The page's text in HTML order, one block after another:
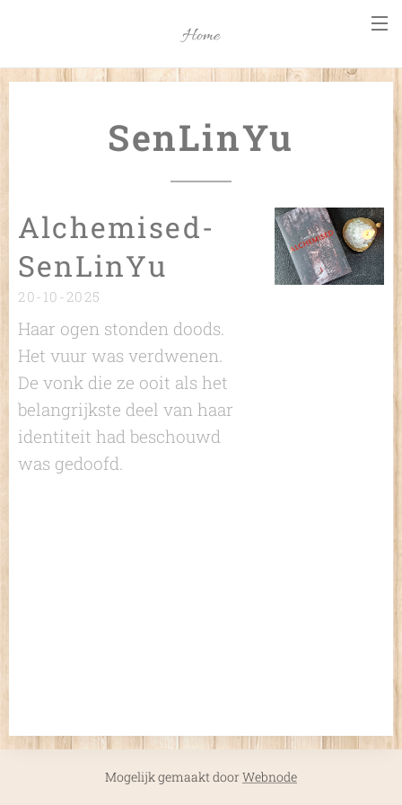
Home
SenLinYu
Alchemised-
SenLinYu
20-10-2025
Haar ogen stonden doods.
Het vuur was verdwenen.
De vonk die ze ooit als het
belangrijkste deel van haar
identiteit had beschouwd
was gedoofd.
Mogelijk gemaakt doorWebnode